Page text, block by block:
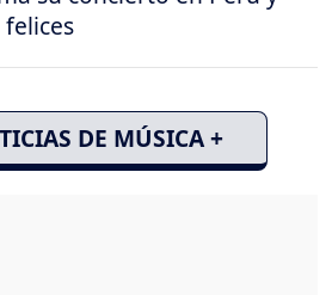
DE MÚSICA +